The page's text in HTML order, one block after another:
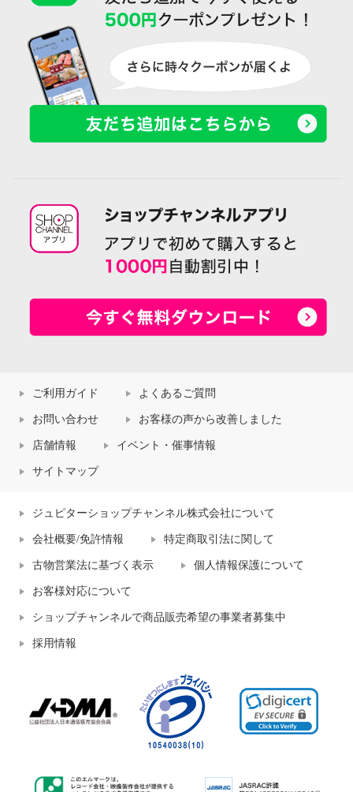
ご利用ガイド よくあるご質問
お問い合わせ お客様の声から改善しました
店舗情報 イベント・催事情報
サイトマップ
ジュピターショップチャンネル株式会社について
会社概要/免許情報 特定商取引法に関して
古物営業法に基づく表示 個人情報保護について
お客様対応について
ショップチャンネルで商品販売希望の事業者募集中
採用情報